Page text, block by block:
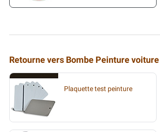
Retourne vers Bombe Peinture
Plaquette test peinture